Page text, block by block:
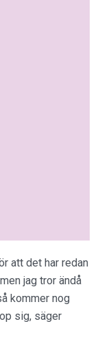
att det har redan
jag tror ändå
kommer nog
sig, säger